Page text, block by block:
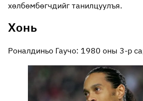
хөлбөмбөгчдийг танилцуулъя.
Хонь
Роналдиньо Гаучо: 1980 оны 3-р